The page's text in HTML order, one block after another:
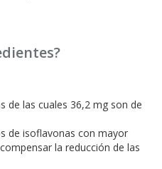
de las cuales 36,2 mg son de
de isoflavonas con mayor
la reducción de las